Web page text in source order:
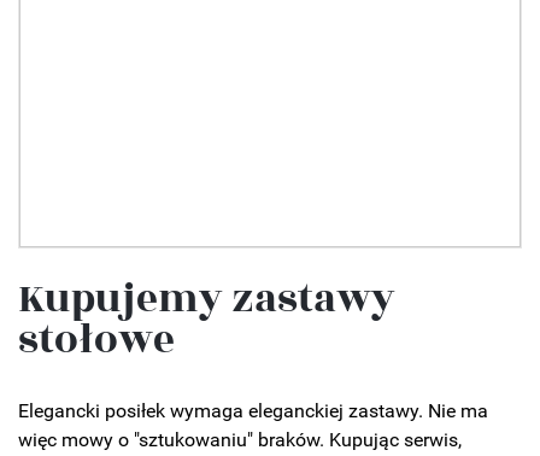
Kupujemy zastawy
stołowe
Elegancki posiłek wymaga eleganckiej zastawy. Nie ma
więc mowy o "sztukowaniu" braków. Kupując serwis,